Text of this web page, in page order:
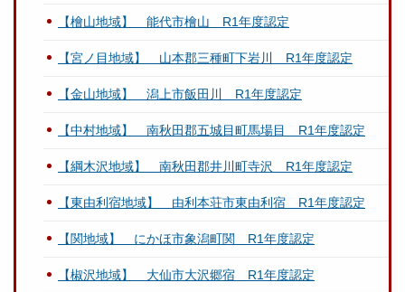
【檜山地域】 能代市檜山 R1年度認定
【宮ノ目地域】 山本郡三種町下岩川 R1年度認定
【金山地域】 潟上市飯田川 R1年度認定
【中村地域】 南秋田郡五城目町馬場目 R1年度認定
【綱木沢地域】 南秋田郡井川町寺沢 R1年度認定
【東由利宿地域】 由利本荘市東由利宿 R1年度認定
【関地域】 にかほ市象潟町関 R1年度認定
【椒沢地域】 大仙市大沢郷宿 R1年度認定